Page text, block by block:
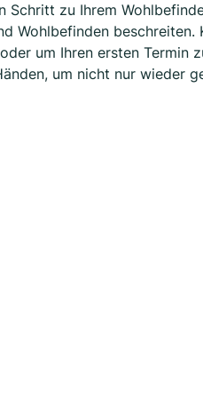
zu Ihrem
Wohlbefinden beschreiten.
um Ihren ersten Termin
um nicht nur wieder